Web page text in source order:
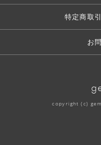
特定商取
お
copyright (c)